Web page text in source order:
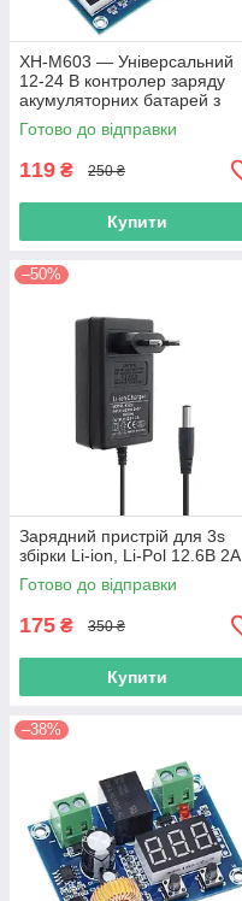
XH-M603 — Універсальний
12-24 В контролер заряду
акумуляторних батарей з
індикатором
Готово до відправки
119 ₴ 250 ₴
Купити
–50%
Зарядний пристрій для 3s
збірки Li-ion, Li-Pol 12.6В 2A
Готово до відправки
175 ₴ 350 ₴
Купити
–38%